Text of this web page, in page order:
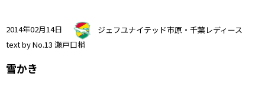
2014年02月14日
ジェフユナイテッド市原・千葉レディース
text by No.13 瀬戸口梢
雪かき